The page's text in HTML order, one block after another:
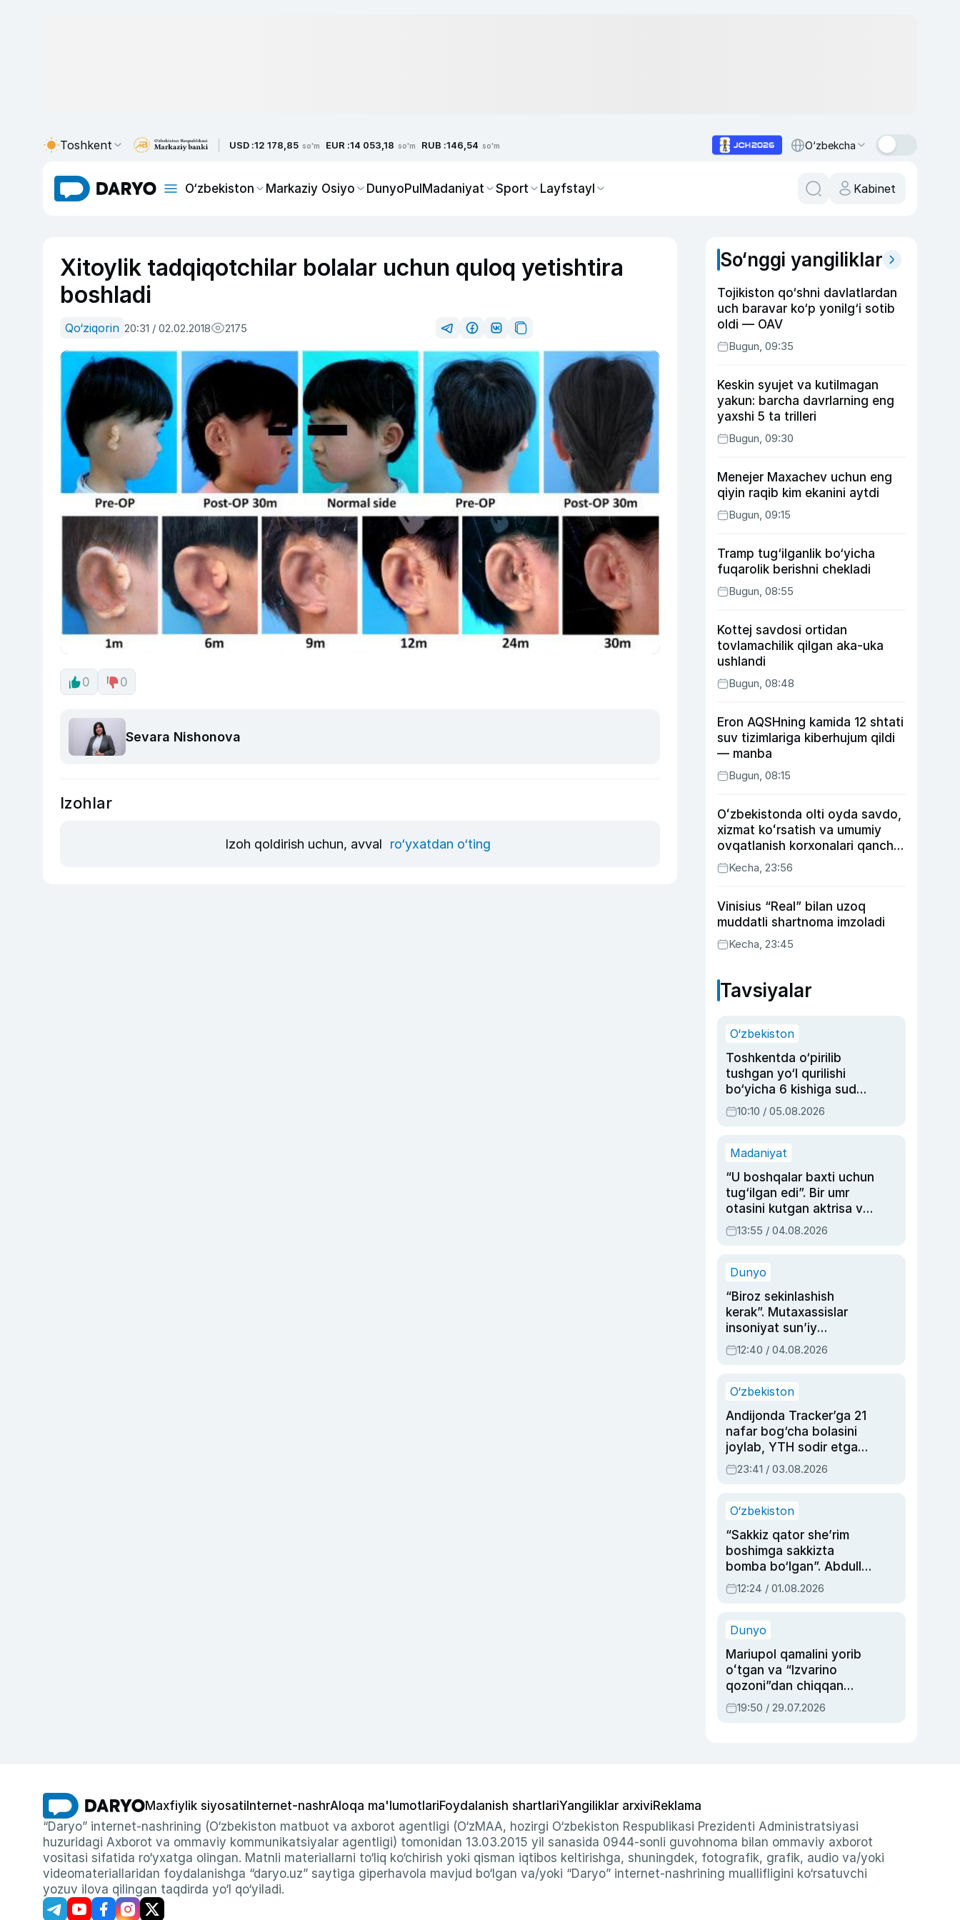
Toshkent USD :12 178,85 so'm EUR :14 053,18 so'm RUB :146,54 so'm O‘zbekcha
O‘zbekiston Markaziy Osiyo DunyoPulMadaniyat Sport Layfstayl Kabinet
Xitoylik tadqiqotchilar bolalar uchun quloq yetishtira
boshladi
Qo‘ziqorin 20:31 / 02.02.2018 2175
0 0
Sevara Nishonova
Izohlar
Izoh qoldirish uchun, avval ro‘yxatdan o‘ting
So‘nggi yangiliklar
Tojikiston qo‘shni davlatlardan
uch baravar ko‘p yonilg‘i sotib
oldi — OAV
Bugun, 09:35
Keskin syujet va kutilmagan
yakun: barcha davrlarning eng
yaxshi 5 ta trilleri
Bugun, 09:30
Menejer Maxachev uchun eng
qiyin raqib kim ekanini aytdi
Bugun, 09:15
Tramp tug‘ilganlik bo‘yicha
fuqarolik berishni chekladi
Bugun, 08:55
Kottej savdosi ortidan
tovlamachilik qilgan aka-uka
ushlandi
Bugun, 08:48
Eron AQSHning kamida 12 shtati
suv tizimlariga kiberhujum qildi
— manba
Bugun, 08:15
Oʻzbekistonda olti oyda savdo,
xizmat koʻrsatish va umumiy
ovqatlanish korxonalari qancha
soliq toʻlagani ochiqlandi
Kecha, 23:56
Vinisius “Real” bilan uzoq
muddatli shartnoma imzoladi
Kecha, 23:45
Tavsiyalar
O‘zbekiston
Toshkentda o‘pirilib
tushgan yo‘l qurilishi
bo‘yicha 6 kishiga sud
hukmi o‘qildi
10:10 / 05.08.2026
Madaniyat
“U boshqalar baxti uchun
tug‘ilgan edi”. Bir umr
otasini kutgan aktrisa va
dublyaj ustasi Rimma
Ahmedovaning
13:55 / 04.08.2026
Dunyo
“Biroz sekinlashish
kerak”. Mutaxassislar
insoniyat sun’iy
intellektni boshqara
olmay qolishidan xavotir
12:40 / 04.08.2026
O‘zbekiston
Andijonda Tracker’ga 21
nafar bog‘cha bolasini
joylab, YTH sodir etgan
ayolga sud hukmi o‘qildi
23:41 / 03.08.2026
O‘zbekiston
“Sakkiz qator she’rim
boshimga sakkizta
bomba bo‘lgan”. Abdulla
Oripovni siyosiy
ayblovlardan asrab
12:24 / 01.08.2026
Dunyo
Mariupol qamalini yorib
oʻtgan va “Izvarino
qozoni”dan chiqqan
qahramon — Ukraina
armiyasi bosh
19:50 / 29.07.2026
Maxfiylik siyosati Internet-nashrAloqa ma'lumotlariFoydalanish shartlariYangiliklar arxiviReklama
“Daryo” internet-nashrining (O‘zbekiston matbuot va axborot agentligi (O‘zMAA, hozirgi O‘zbekiston Respublikasi Prezidenti Administratsiyasi
huzuridagi Axborot va ommaviy kommunikatsiyalar agentligi) tomonidan 13.03.2015 yil sanasida 0944-sonli guvohnoma bilan ommaviy axborot
vositasi sifatida ro‘yxatga olingan. Matnli materiallarni to‘liq ko‘chirish yoki qisman iqtibos keltirishga, shuningdek, fotografik, grafik, audio va/yoki
videomateriallaridan foydalanishga “daryo.uz” saytiga giperhavola mavjud bo‘lgan va/yoki “Daryo” internet-nashrining muallifligini ko‘rsatuvchi
yozuv ilova qilingan taqdirda yo‘l qo‘yiladi.